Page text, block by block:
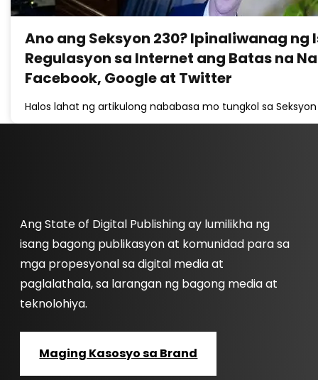
Ano ang Seksyon 230? Ipinaliwanag ng
Regulasyon sa Internet ang Batas na
Facebook, Google at Twitter
Halos lahat ng artikulong nababasa mo tungkol sa
Ang State of Digital Publishing ay lumilikha ng
isang bagong publikasyon at komunidad para sa
mga propesyonal sa digital media at
paglalathala, sa larangan ng bagong media at
teknolohiya.
Maging Kasosyo sa Brand